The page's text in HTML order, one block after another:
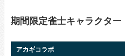
期間限定雀士キャラクター
アカギコラボ